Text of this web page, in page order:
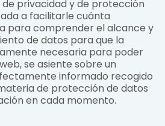
privacidad y de protección
a facilitarle cuánta
para comprender el alcance y
de datos para que la
necesaria para poder
se asiente sobre un
informado recogido
de protección de datos
en cada momento.